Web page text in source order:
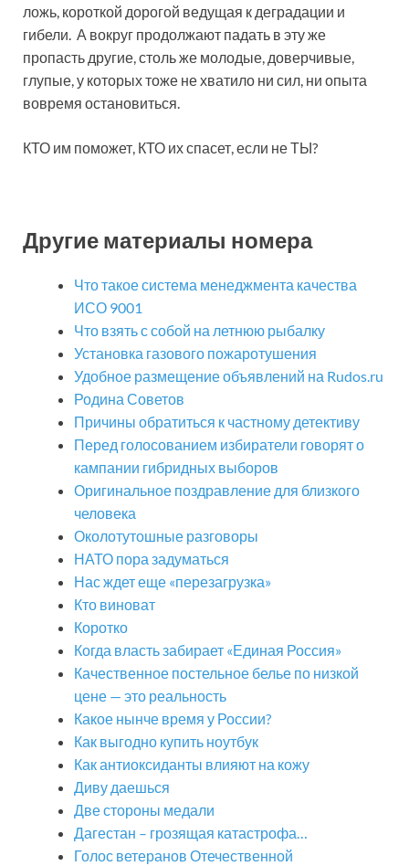
ложь, короткой дорогой ведущая к деградации и
гибели. А вокруг продолжают падать в эту же
пропасть другие, столь же молодые, доверчивые,
глупые, у которых тоже не хватило ни сил, ни опыта
вовремя остановиться.
КТО им поможет, КТО их спасет, если не ТЫ?
Другие материалы номера
Что такое система менеджмента качества
ИСО 9001
Что взять с собой на летнюю рыбалку
Установка газового пожаротушения
Удобное размещение объявлений на Rudos.ru
Родина Советов
Причины обратиться к частному детективу
Перед голосованием избиратели говорят о
кампании гибридных выборов
Оригинальное поздравление для близкого
человека
Околотутошные разговоры
НАТО пора задуматься
Нас ждет еще «перезагрузка»
Кто виноват
Коротко
Когда власть забирает «Единая Россия»
Качественное постельное белье по низкой
цене — это реальность
Какое нынче время у России?
Как выгодно купить ноутбук
Как антиоксиданты влияют на кожу
Диву даешься
Две стороны медали
Дагестан – грозящая катастрофа…
Голос ветеранов Отечественной